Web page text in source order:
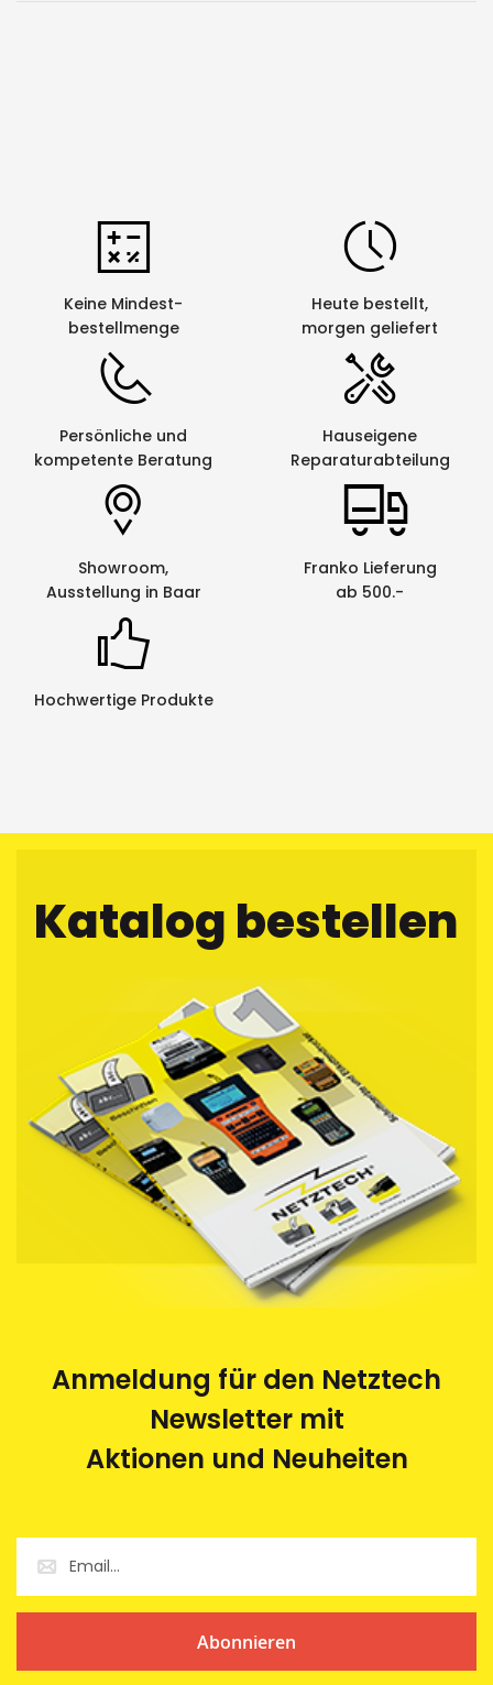
Keine Mindest-
bestellmenge
Heute bestellt,
morgen geliefert
Persönliche und
kompetente Beratung
Hauseigene
Reparaturabteilung
Showroom,
Ausstellung in Baar
Franko Lieferung
ab 500.-
Hochwertige Produkte
Katalog bestellen
Anmeldung für den Netztech
Newsletter mit
Aktionen und Neuheiten
Abonnieren